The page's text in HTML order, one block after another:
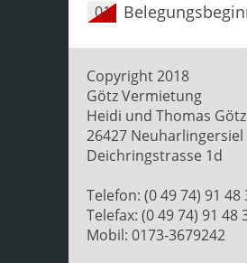
01
Copyright 2018
Götz Vermietung
Heidi und Thomas Götz
26427 Neuharlingersiel
Deichringstrasse 1d
Telefon: (0 49 74) 91 48
Telefax: (0 49 74) 91 48
Mobil: 0173-3679242